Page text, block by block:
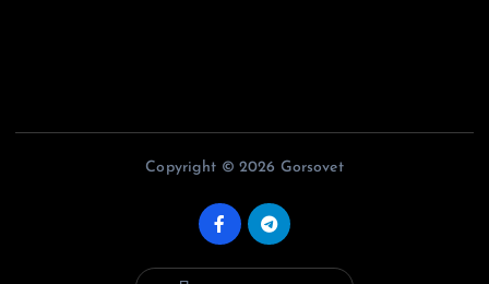
Copyright © 2026 Gorsovet